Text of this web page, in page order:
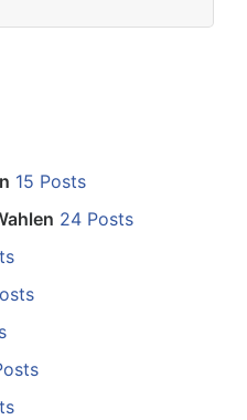
15 Posts
24 Posts